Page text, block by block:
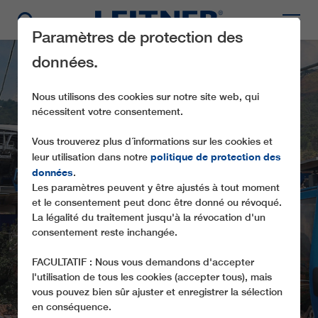
GD10 MIO CABLE
DE NOUVELLES PERSPECTIVES POUR
LES HABITANTS DE LA FAVELA
Paramètres de protection des
données.
Nous utilisons des cookies sur notre site web, qui
nécessitent votre consentement.
Vous trouverez plus d´informations sur les cookies et
leur utilisation dans notre politique de protection des
données.
Les paramètres peuvent y être ajustés à tout moment
et le consentement peut donc être donné ou révoqué.
La légalité du traitement jusqu'à la révocation d'un
consentement reste inchangée.
FACULTATIF : Nous vous demandons d'accepter
l'utilisation de tous les cookies (accepter tous), mais
vous pouvez bien sûr ajuster et enregistrer la sélection
en conséquence.